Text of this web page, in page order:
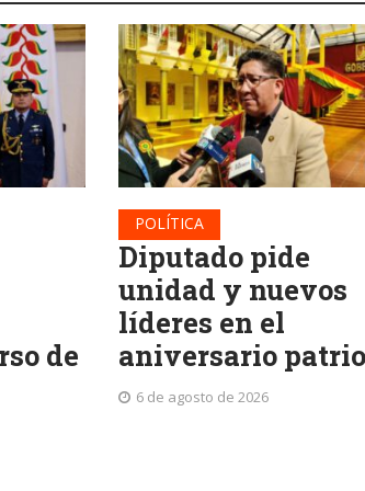
de
POLÍTICA
Diputado pide
unidad y nuevos
líderes en el
aniversario patrio
6 de agosto de 2026